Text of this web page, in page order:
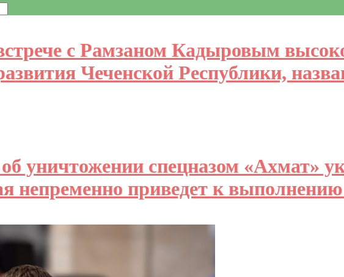
с Рамзаном Кадыровым
Чеченской Республики,
уничтожении спецназом «Ахмат»
непременно приведет к